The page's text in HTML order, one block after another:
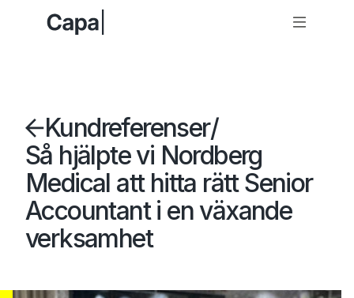
Kundreferenser/
Så hjälpte vi Nordberg
Medical att hitta rätt Senior
Accountant i en växande
verksamhet